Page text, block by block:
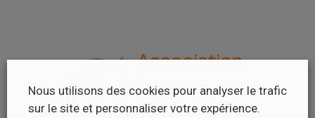
Nous utilisons des cookies pour analyser le trafic
sur le site et personnaliser votre expérience.